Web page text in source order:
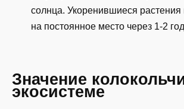
солнца. Укоренившиеся
на постоянное место через 1-2
Значение
экосистеме